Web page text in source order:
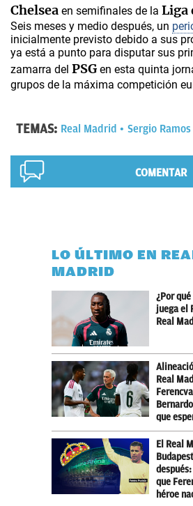
Chelsea en semifinales de la Liga
Seis meses y medio después, un
inicialmente previsto debido a sus
ya está a punto para disputar sus
zamarra del PSG en esta quinta
grupos de la máxima competición
TEMAS: Real Madrid Sergio Ramos
COMENTAR
LO ÚLTIMO EN
MADRID
¿Por
juega el
Real
Real
que
El Real
que
héroe